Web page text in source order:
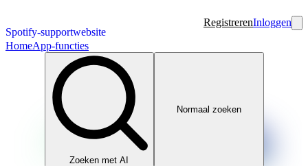
Spotify-supportwebsite
RegistrerenInloggen
HomeApp-functies
Zoeken met AI
Normaal zoeken